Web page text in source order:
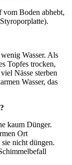
Boden abhebt,
Wasser. Als
Topfes trocken,
Nässe sterben
Wasser, das
kaum Dünger.
Ort
nicht düngen.